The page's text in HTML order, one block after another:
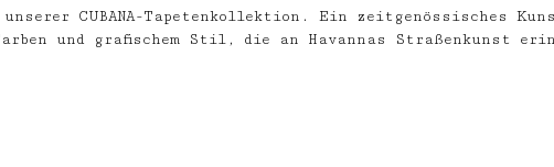
CUBANA-Tapetenkollektion. Ein zeitgenössisches
und grafischem Stil, die an Havannas Straßenkunst